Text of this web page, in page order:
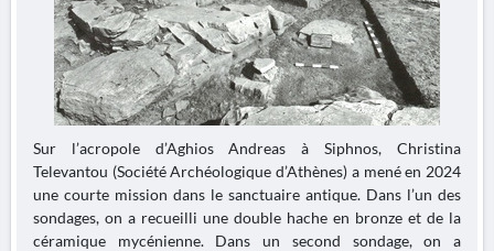
Sur l’acropole d’Aghios Andreas à Siphnos, Christina
Televantou (Société Archéologique d’Athènes) a mené en 2024
une courte mission dans le sanctuaire antique. Dans l’un des
sondages, on a recueilli une double hache en bronze et de la
céramique mycénienne. Dans un second sondage, on a